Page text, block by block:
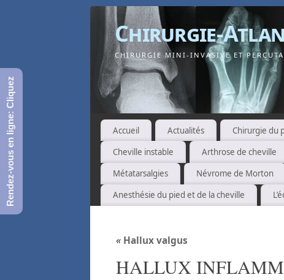
Chirurgie-
CHIRURGIE MINI-INVASIVE ET
Accueil Actualités Chirurgie du
Cheville instable
Arthrose de cheville
Métatarsalgies
Névrome de Morton
Anesthésie du pied et de la cheville
« Hallux valgus
HALLUX
Rendez-vous en ligne: Cliquez